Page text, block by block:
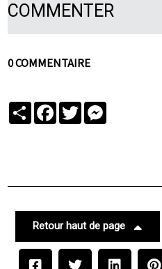
COMMENTER
0 COMMENTAIRE
PartagerFacebook
Twitter
Retour haut de page